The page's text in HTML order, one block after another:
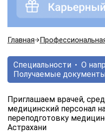
Главная
Специальности
О
Получаемые документы
Приглашаем врачей,
медицинский персонал
переподготовку
Астрахани